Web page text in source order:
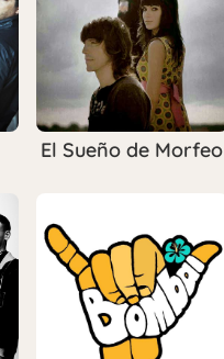
El Sueño de Morfeo